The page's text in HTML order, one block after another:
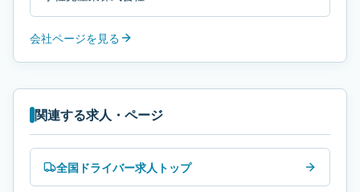
会社ページを見る
関連する求人・ページ
全国ドライバー求人トップ